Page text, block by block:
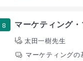
8 マーケティング
太田一樹先生
マーケティングの